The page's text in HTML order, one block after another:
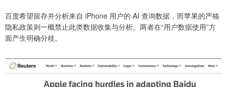
百度希望留存并分析来自 iPhone 用户的 AI 查询数据，而苹果的严格
隐私政策则一概禁止此类数据收集与分析。两者在“用户数据使用”方
面产生明确分歧。